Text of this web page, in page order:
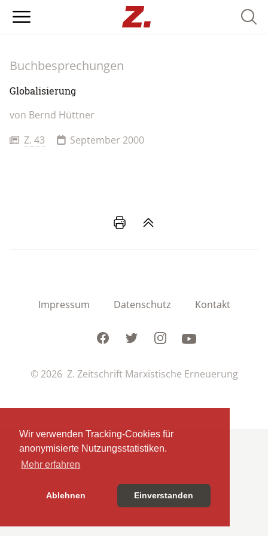
Wir verwenden Tracking-Cookies für
anonymisierte Nutzungsstatistiken.
Mehr erfahren
Ablehnen Einverstanden
Buchbesprechungen
Globalisierung
von Bernd Hüttner
Z. 43
September 2000
Impressum Datenschutz Kontakt
FacebookTwitterInstagramYoutube
© 2026 Z. Zeitschrift Marxistische Erneuerung